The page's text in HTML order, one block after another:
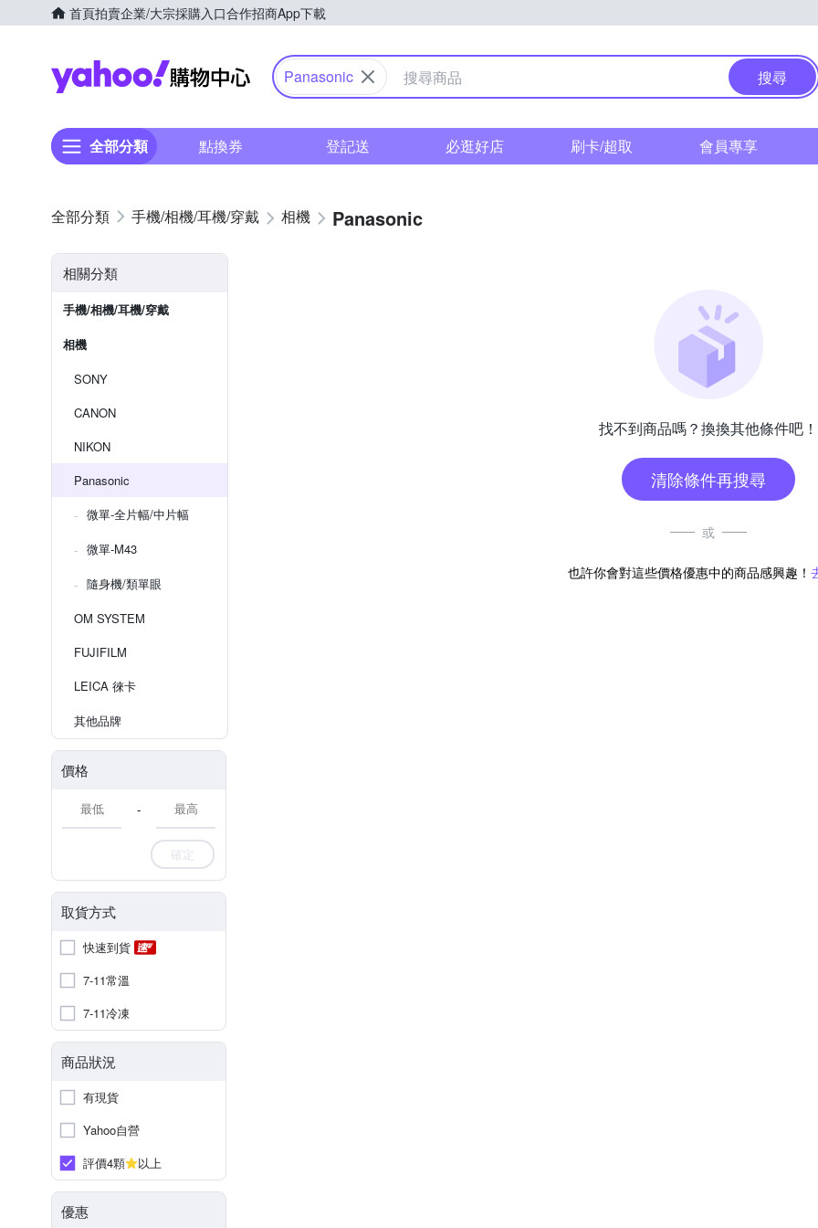
首頁拍賣企業/大宗採購入口合作招商App下載
Yahoo購物中心
Panasonic 搜尋
全部分類 點換券 登記送 必逛好店 刷卡/超取 會員專享
手機/相機/耳機/穿戴 相機 Panasonic
相關分類
手機/相機/耳機/穿戴
相機
SONY
CANON
NIKON
Panasonic
微單-全片幅/中片幅
微單-M43
隨身機/類單眼
OM SYSTEM
FUJIFILM
LEICA 徠卡
其他品牌
價格
-
確定
取貨方式
快速到貨
7-11常溫
7-11冷凍
商品狀況
有現貨
Yahoo自營
評價4顆
以上
優惠
找不到商品嗎？換換其他條件吧！
清除條件再搜尋
或
也許你會對這些價格優惠中的商品感興趣！